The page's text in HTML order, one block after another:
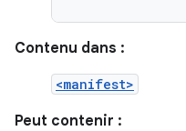
Contenu dans :
<manifest>
Peut contenir :